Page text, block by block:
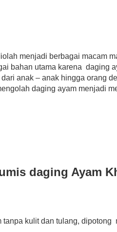
menjadi berbagai macam
bahan utama karena daging
anak – anak hingga orang
daging ayam menjadi
daging Ayam
tanpa kulit dan tulang, dipotong